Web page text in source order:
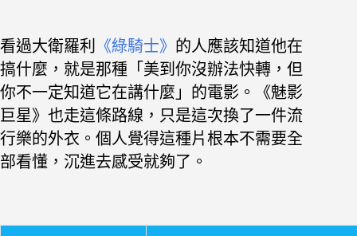
看過大衛羅利 《綠騎士》 的人應該知道他在
搞什麼，就是那種「美到你沒辦法快轉，但
你不一定知道它在講什麼」的電影。《魅影
巨星》也走這條路線，只是這次換了一件流
行樂的外衣。個人覺得這種片根本不需要全
部看懂，沉進去感受就夠了。